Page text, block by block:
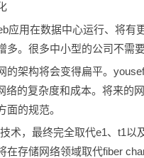
应用在数据中心运行、将
。很多中小型的公司不需
的架构将会变得扁平。
络的复杂度和成本。将来的
的规范。
术，最终完全取代e1、t1
存储网络领域取代fiber